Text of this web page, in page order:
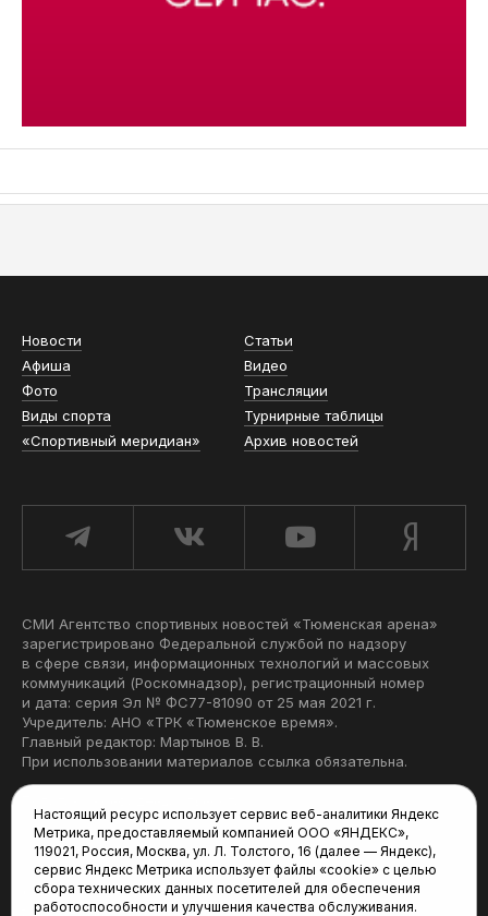
Новости
Статьи
Афиша
Видео
Фото
Трансляции
Виды спорта
Турнирные таблицы
«Спортивный меридиан»
Архив новостей
СМИ Агентство спортивных новостей «Тюменская арена»
зарегистрировано Федеральной службой по надзору
в сфере связи, информационных технологий и массовых
коммуникаций (Роскомнадзор), регистрационный номер
и дата: серия Эл № ФС77-81090 от 25 мая 2021 г.
Учредитель: АНО «ТРК «Тюменское время».
Главный редактор: Мартынов В. В.
При использовании материалов ссылка обязательна.
Редакция:
625035, Тюмень, пр. Геологоразведчиков, 28А
(3452) 68-22-28
tum-arena@mail.ru
Настоящий ресурс использует сервис веб-аналитики Яндекс
Метрика, предоставляемый компанией ООО «ЯНДЕКС»,
119021, Россия, Москва, ул. Л. Толстого, 16 (далее — Яндекс),
сервис Яндекс Метрика использует файлы «cookie» с целью
сбора технических данных посетителей для обеспечения
работоспособности и улучшения качества обслуживания.